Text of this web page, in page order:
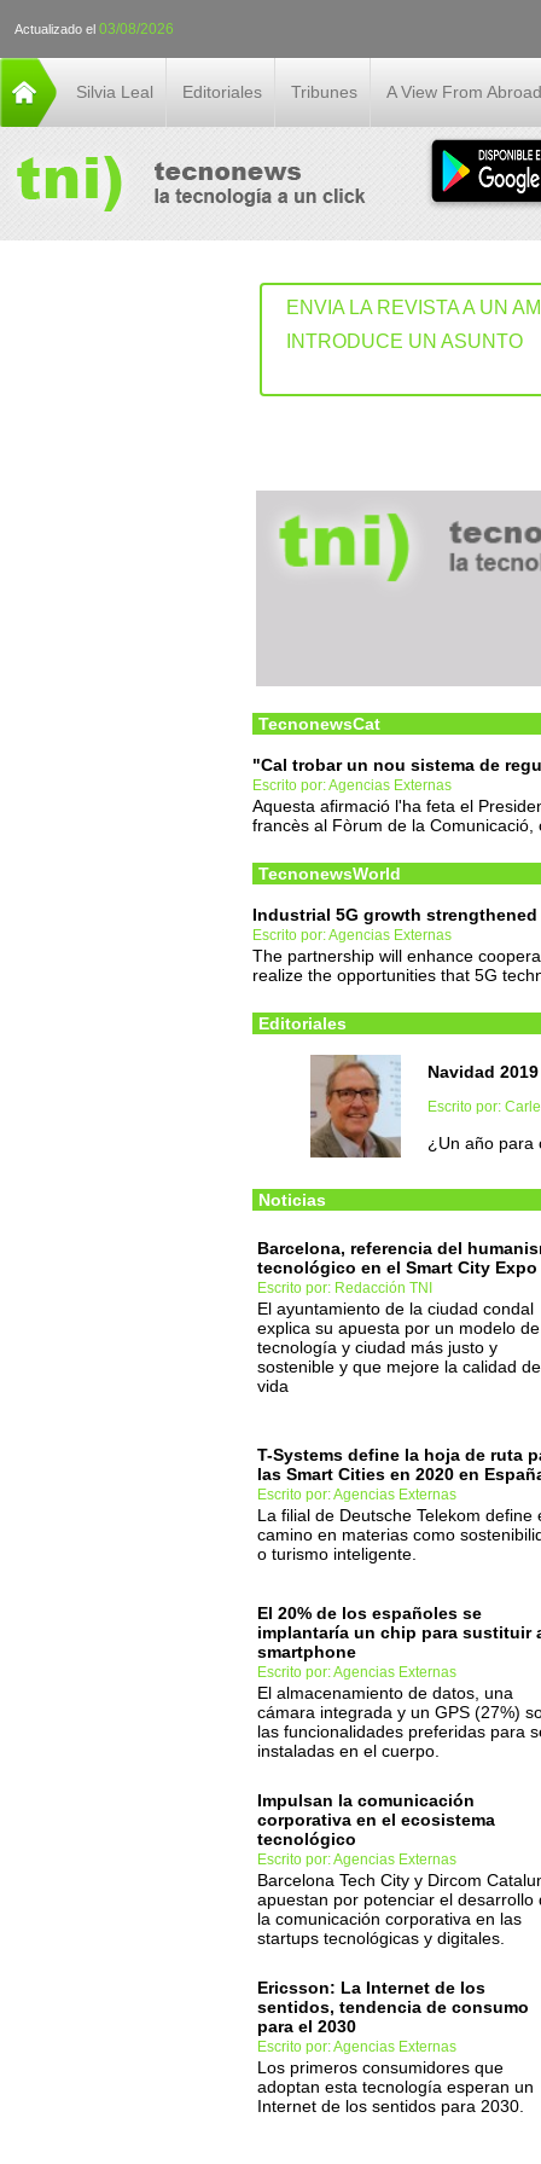
Actualizado el 03/08/2026
Silvia Leal Editoriales Tribunes A View From Abroad
ENVIA LA REVISTA A UN
INTRODUCE UN ASUNTO
TecnonewsCat
"Cal trobar un nou sistema de
Escrito por: Agencias Externas
Aquesta afirmació l'ha feta el
francès al Fòrum de la Comunicació,
TecnonewsWorld
Industrial 5G growth strengthened
Escrito por: Agencias Externas
The partnership will enhance
realize the opportunities that 5G
Editoriales
Navidad 2019
Escrito por:
¿Un año para
Noticias
Barcelona, referencia del
tecnológico en el Smart City Expo
Escrito por: Redacción TNI
El ayuntamiento de la ciudad condal
explica su apuesta por un modelo de
tecnología y ciudad más justo y
sostenible y que mejore la calidad de
vida
T-Systems define la hoja de ruta
las Smart Cities en 2020 en
Escrito por: Agencias Externas
La filial de Deutsche Telekom define
camino en materias como
o turismo inteligente.
El 20% de los españoles se
implantaría un chip para sustituir
smartphone
Escrito por: Agencias Externas
El almacenamiento de datos, una
cámara integrada y un GPS (27%)
las funcionalidades preferidas para
instaladas en el cuerpo.
Impulsan la comunicación
corporativa en el ecosistema
tecnológico
Escrito por: Agencias Externas
Barcelona Tech City y Dircom
apuestan por potenciar el desarrollo
la comunicación corporativa en las
startups tecnológicas y digitales.
Ericsson: La Internet de los
sentidos, tendencia de consumo
para el 2030
Escrito por: Agencias Externas
Los primeros consumidores que
adoptan esta tecnología esperan un
Internet de los sentidos para 2030.